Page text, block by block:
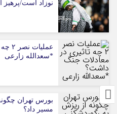
نوزاد است/پرهیز
*سعدالله زارعی
بورس تهران
مسیر داد؟